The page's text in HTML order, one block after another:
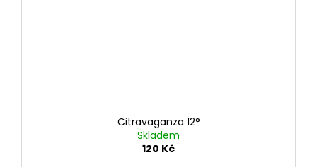
Citravaganza 12°
Skladem
120 Kč